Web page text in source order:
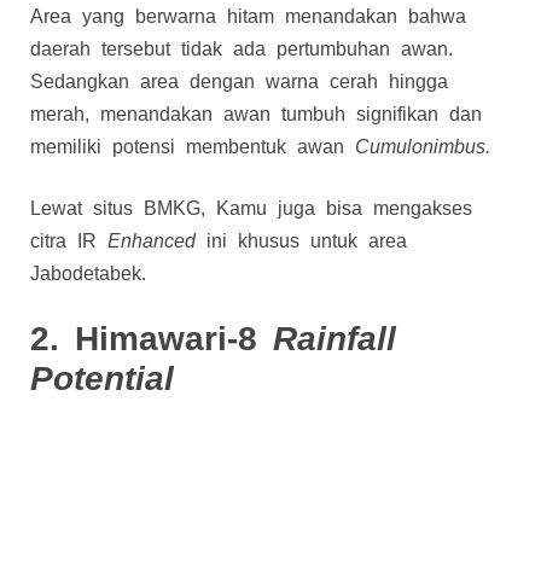
Area yang berwarna hitam menandakan bahwa
daerah tersebut tidak ada pertumbuhan awan.
Sedangkan area dengan warna cerah hingga
merah, menandakan awan tumbuh signifikan dan
memiliki potensi membentuk awan Cumulonimbus.
Lewat situs BMKG, Kamu juga bisa mengakses
citra IR Enhancedini khusus untuk area
Jabodetabek.
2. Himawari-8 Rainfall
Potential